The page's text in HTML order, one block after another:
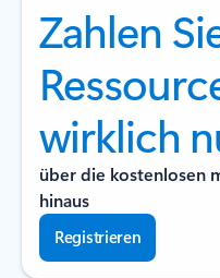
Zahlen
wirklich
über die kostenlosen
hinaus
Registrieren